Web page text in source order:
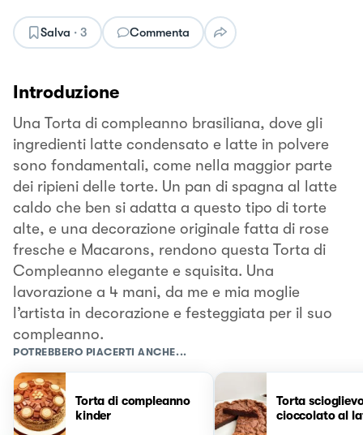
Salva · 3 Commenta
Introduzione
Una Torta di compleanno brasiliana, dove gli
ingredienti latte condensato e latte in polvere
sono fondamentali, come nella maggior parte
dei ripieni delle torte. Un pan di spagna al latte
caldo che ben si adatta a questo tipo di torte
alte, e una decorazione originale fatta di rose
fresche e Macarons, rendono questa Torta di
Compleanno elegante e squisita. Una
lavorazione a 4 mani, da me e mia moglie
l’artista in decorazione e festeggiata per il suo
compleanno.
POTREBBERO PIACERTI ANCHE...
Torta di compleanno
kinder
Torta
cioccolato al